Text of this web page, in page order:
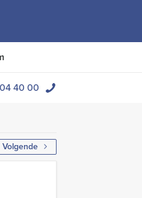
40 00
Volgende